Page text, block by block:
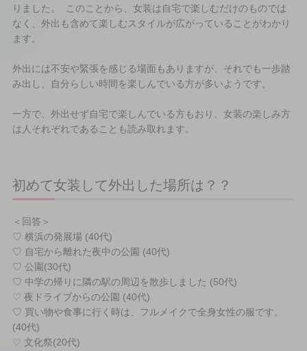
りました。 このことから、女装は自宅で楽しむだけのものでは
なく、外出も含めて楽しむスタイルが広がっていることがわかり
ます。
外出には不安や緊張を感じる場面もありますが、それでも一歩踏
み出し、自分らしい時間を楽しんでいる方が多いようです。
一方で、外出せず自宅で楽しんでいる方もおり、女装の楽しみ方
は人それぞれであることも読み取れます。
初めて女装して外出した場所は？？
＜回答＞
♡ 横浜の発展場 (40代)
♡ 自宅から離れた夜中の公園 (40代)
♡ 公園(30代)
♡ 中学の帰りに隣の駅の周辺を散歩しました (50代)
♡ 夜ドライブからの公園 (40代)
♡ 買い物や食事に行く時は、フルメイクで全身女性の服です。
(40代)
♡ 文化祭(20代)